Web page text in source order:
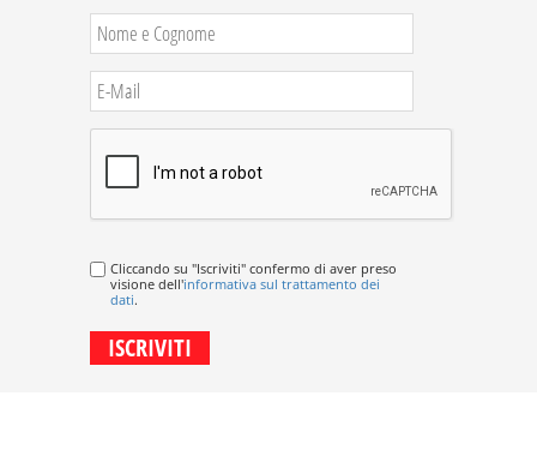
Cliccando su "Iscriviti" confermo di aver preso
visione dell'informativa sul trattamento dei
dati.